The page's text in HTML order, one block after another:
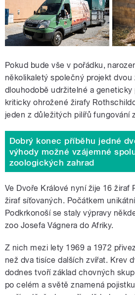
Pokud bude vše v pořádku,
několikaletý společný projekt dvou
dlouhodobě udržitelné a
kriticky ohrožené žirafy
jeden z důležitých pilířů fungování
Dobrý konec příběhu jedné
výhody možné vzájemné
zoologických zahrad
Ve Dvoře Králové nyní žije 16 žiraf
žiraf síťovaných. Počátkem
Podkrkonoší se staly výpravy
zoo Josefa Vágnera do Afriky.
Z nich mezi lety 1969 a 1972
než dva tisíce dalších zvířat. Krev
dodnes tvoří základ chovných
po celém a světě znamená